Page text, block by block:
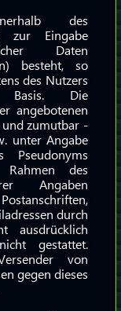
des
zur Eingabe
Daten
besteht, so
des Nutzers
Basis. Die
angebotenen
zumutbar -
unter Angabe
des
Angaben
durch
ausdrücklich
gestattet.
von
gegen dieses